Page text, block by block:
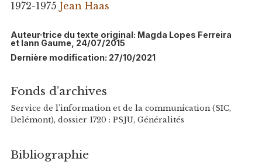
1972-1975 Jean Haas
Auteur·trice du texte original: Magda Lopes Ferreira
et Iann Gaume, 24/07/2015
Dernière modification: 27/10/2021
Fonds d’archives
Service de l'information et de la communication (SIC,
Delémont), dossier 1720 : PSJU, Généralités
Bibliographie